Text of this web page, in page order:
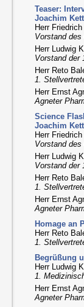
Teaser:
Joachim
Herr
Vorstand
Herr Ludwig
Vorstand der
Herr Reto
1.
Herr Ernst
Agneter
Science
Joachim
Herr
Vorstand
Herr Ludwig
Vorstand der
Herr Reto
1.
Herr Ernst
Agneter
Homage an
Herr Reto
1.
Begrüßung
Herr Ludwig
1.
Herr Ernst
Agneter